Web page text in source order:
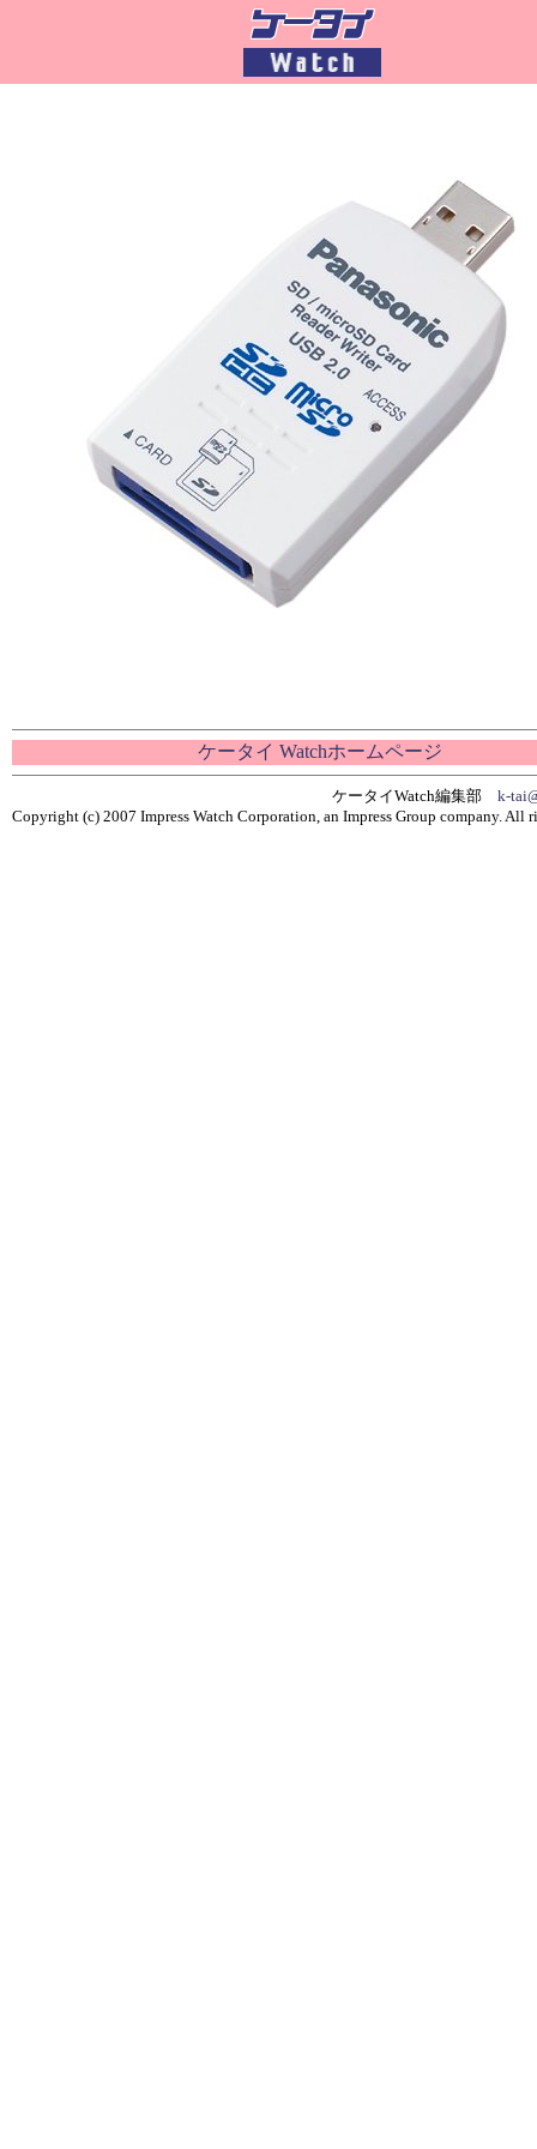
ケータイ Watchホームページ
ケータイWatch編集部 k-
Copyright (c) 2007 Impress Watch Corporation, an Impress Group company. All